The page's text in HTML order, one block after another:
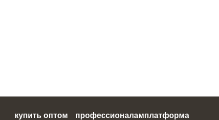
купить оптом профессионаламплатформа